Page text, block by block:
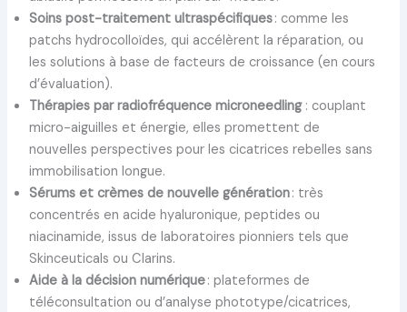
Soins post-traitement ultraspécifiques: comme les
patchs hydrocolloïdes, qui accélèrent la réparation, ou
les solutions à base de facteurs de croissance (en cours
d’évaluation).
Thérapies par radiofréquence microneedling: couplant
micro-aiguilles et énergie, elles promettent de
nouvelles perspectives pour les cicatrices rebelles sans
immobilisation longue.
Sérums et crèmes de nouvelle génération: très
concentrés en acide hyaluronique, peptides ou
niacinamide, issus de laboratoires pionniers tels que
Skinceuticals ou Clarins.
Aide à la décision numérique: plateformes de
téléconsultation ou d’analyse phototype/cicatrices,